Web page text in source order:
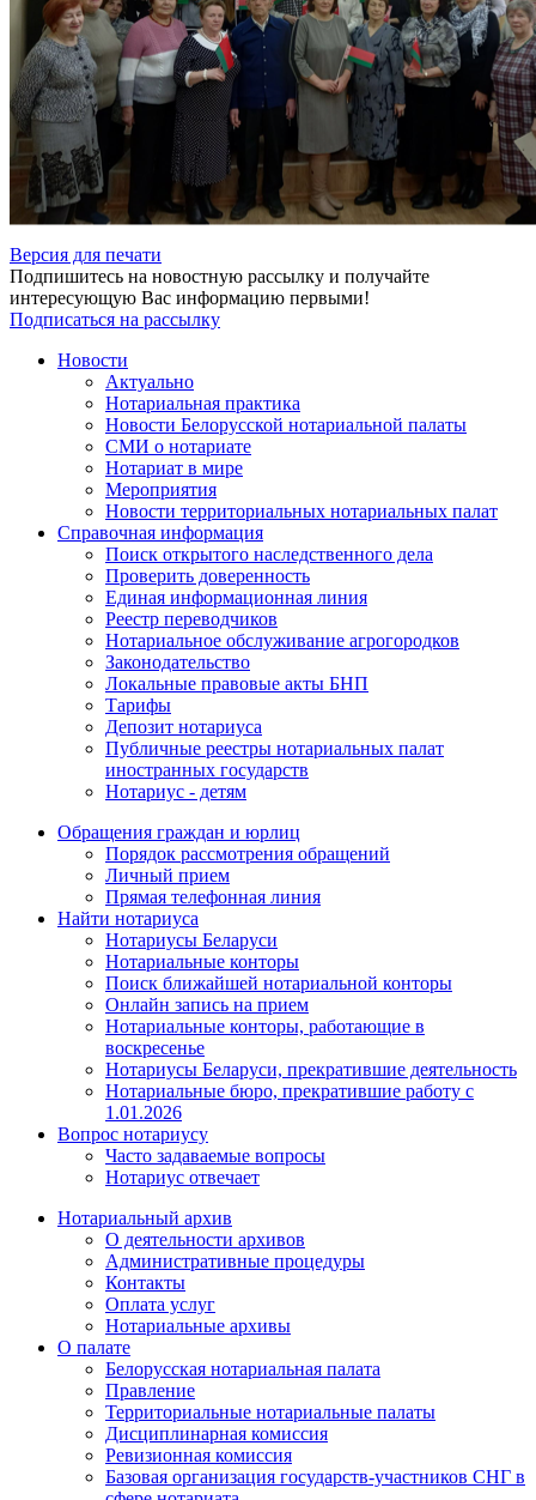
Версия для печати
Подпишитесь на новостную рассылку и получайте
интересующую Вас информацию первыми!
Подписаться на рассылку
Новости
Актуально
Нотариальная практика
Новости Белорусской нотариальной палаты
СМИ о нотариате
Нотариат в мире
Мероприятия
Новости территориальных нотариальных палат
Справочная информация
Поиск открытого наследственного дела
Проверить доверенность
Единая информационная линия
Реестр переводчиков
Нотариальное обслуживание агрогородков
Законодательство
Локальные правовые акты БНП
Тарифы
Депозит нотариуса
Публичные реестры нотариальных палат
иностранных государств
Нотариус - детям
Обращения граждан и юрлиц
Порядок рассмотрения обращений
Личный прием
Прямая телефонная линия
Найти нотариуса
Нотариусы Беларуси
Нотариальные конторы
Поиск ближайшей нотариальной конторы
Онлайн запись на прием
Нотариальные конторы, работающие в
воскресенье
Нотариусы Беларуси, прекратившие деятельность
Нотариальные бюро, прекратившие работу с
1.01.2026
Вопрос нотариусу
Часто задаваемые вопросы
Нотариус отвечает
Нотариальный архив
О деятельности архивов
Административные процедуры
Контакты
Оплата услуг
Нотариальные архивы
О палате
Белорусская нотариальная палата
Правление
Территориальные нотариальные палаты
Дисциплинарная комиссия
Ревизионная комиссия
Базовая организация государств-участников СНГ в